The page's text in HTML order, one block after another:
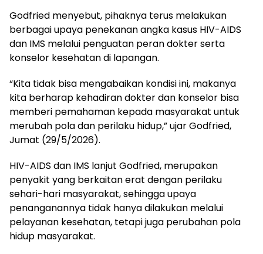
Godfried menyebut, pihaknya terus melakukan
berbagai upaya penekanan angka kasus HIV-AIDS
dan IMS melalui penguatan peran dokter serta
konselor kesehatan di lapangan.
“Kita tidak bisa mengabaikan kondisi ini, makanya
kita berharap kehadiran dokter dan konselor bisa
memberi pemahaman kepada masyarakat untuk
merubah pola dan perilaku hidup,” ujar Godfried,
Jumat (29/5/2026).
HIV-AIDS dan IMS lanjut Godfried, merupakan
penyakit yang berkaitan erat dengan perilaku
sehari-hari masyarakat, sehingga upaya
penanganannya tidak hanya dilakukan melalui
pelayanan kesehatan, tetapi juga perubahan pola
hidup masyarakat.